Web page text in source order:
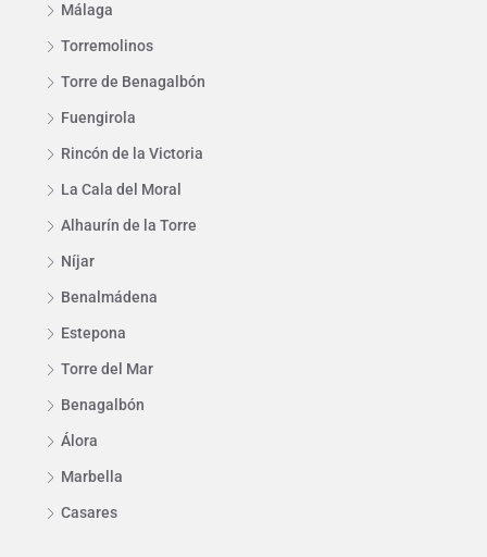
Málaga
Torremolinos
Torre de Benagalbón
Fuengirola
Rincón de la Victoria
La Cala del Moral
Alhaurín de la Torre
Níjar
Benalmádena
Estepona
Torre del Mar
Benagalbón
Álora
Marbella
Casares